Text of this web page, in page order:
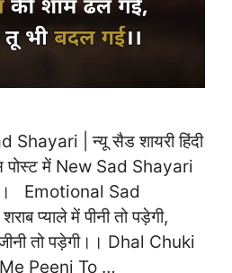
| न्यू सैड शायरी हिंदी
पोस्ट में New Sad Shayari
Emotional Sad
प्याले में पीनी तो पड़ेगी,
जीनी तो पड़ेगी।। Dhal Chuki
Peeni To …